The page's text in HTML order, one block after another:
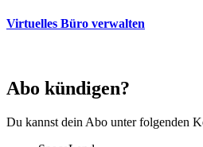
Virtuelles Büro verwalten
Abo kündigen?
Du kannst dein Abo unter folgenden